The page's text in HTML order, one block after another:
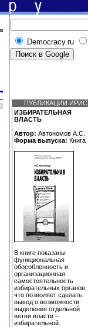
Democracy.ru
ПУБЛИКАЦИИ ИРИС
ИЗБИРАТЕЛЬНАЯ
ВЛАСТЬ
Автор: Автономов А.С.
Форма выпуска: Книга
В книге показаны
функциональная
обособленность и
организационная
самостоятельность
избирательных органов,
что позволяет сделать
вывод о возможности
выделения отдельной
ветви власти –
избирательной.